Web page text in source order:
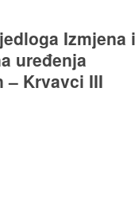
Izmjena i
uređenja
– Krvavci III